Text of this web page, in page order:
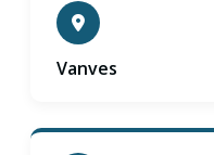
Vanves